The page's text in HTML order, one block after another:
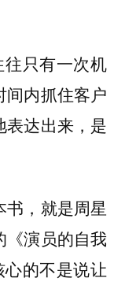
往只有一次机
间内抓住客户
表达出来，是
，就是周星
《演员的自我
的不是说让